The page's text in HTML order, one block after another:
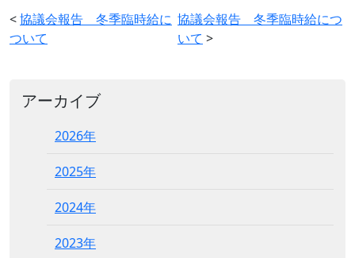
アーカイブ
2026年
2025年
2024年
2023年
<協議会報告 冬季臨時給に
ついて
協議会報告 冬季臨時給につ
いて >